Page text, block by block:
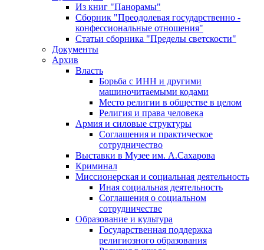
Из книг "Панорамы"
Сборник "Преодолевая государственно -
конфессиональные отношения"
Статьи сборника "Пределы светскости"
Документы
Архив
Власть
Борьба с ИНН и другими
машиночитаемыми кодами
Место религии в обществе в целом
Религия и права человека
Армия и силовые структуры
Соглашения и практическое
сотрудничество
Выставки в Музее им. А.Сахарова
Криминал
Миссионерская и социальная деятельность
Иная социальная деятельность
Соглашения о социальном
сотрудничестве
Образование и культура
Государственная поддержка
религиозного образования